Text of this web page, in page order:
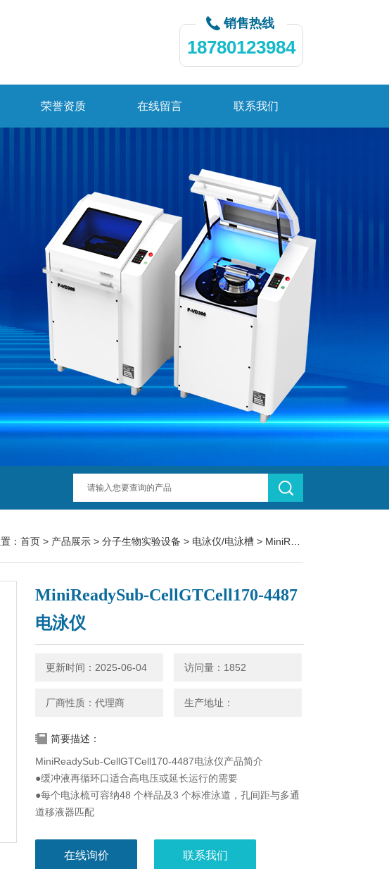
销售热线
18780123984
荣誉资质 在线留言 联系我们
： 首页 > 产品展示 > 分子生物实验设备 > 电泳仪/电泳槽 > MiniReadySub-CellGTCell170-4487电泳仪
MiniReadySub-CellGTCell170-4487
电泳仪
更新时间：2025-06-04 访问量：1852
厂商性质：代理商 生产地址：
简要描述：
MiniReadySub-CellGTCell170-4487电泳仪产品简介
●缓冲液再循环口适合高电压或延长运行的需要
●每个电泳梳可容纳48 个样品及3 个标准泳道，孔间距与多通
道移液器匹配
●带有荧光标尺的紫外透光凝胶盘
在线询价 联系我们